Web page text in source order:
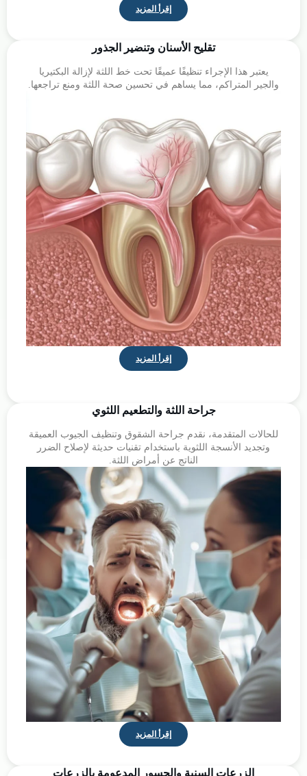
إقرأ المزيد
تقليح الأسنان وتنضير الجذور
يعتبر هذا الإجراء تنظيفًا عميقًا تحت خط اللثة لإزالة البكتيريا
والجير المتراكم، مما يساهم في تحسين صحة اللثة ومنع تراجعها.
إقرأ المزيد
جراحة اللثة والتطعيم اللثوي
للحالات المتقدمة، نقدم جراحة الشقوق وتنظيف الجيوب العميقة
وتجديد الأنسجة اللثوية باستخدام تقنيات حديثة لإصلاح الضرر
الناتج عن أمراض اللثة.
إقرأ المزيد
الزرعات السنية والجسور المدعومة بالزرعات